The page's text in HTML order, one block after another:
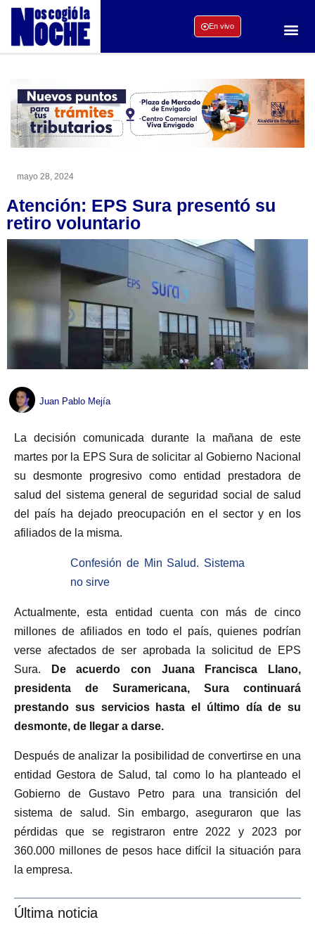
En vivo
mayo 28, 2024
Atención: EPS Sura presentó su
retiro voluntario
Juan Pablo Mejía
La decisión comunicada durante la mañana de este
martes por la EPS Sura de solicitar al Gobierno Nacional
su desmonte progresivo como entidad prestadora de
salud del sistema general de seguridad social de salud
del país ha dejado preocupación en el sector y en los
afiliados de la misma.
Confesión de Min Salud. Sistema
no sirve
Actualmente, esta entidad cuenta con más de cinco
millones de afiliados en todo el país, quienes podrían
verse afectados de ser aprobada la solicitud de EPS
Sura.
De acuerdo con Juana Francisca Llano,
presidenta de Suramericana, Sura continuará
prestando sus servicios hasta el último día de su
desmonte, de llegar a darse.
Después de analizar la posibilidad de convertirse en una
entidad Gestora de Salud, tal como lo ha planteado el
Gobierno de Gustavo Petro para una transición del
sistema de salud. Sin embargo, aseguraron que las
pérdidas que se registraron entre 2022 y 2023 por
360.000 millones de pesos hace difícil la situación para
la empresa.
Última noticia